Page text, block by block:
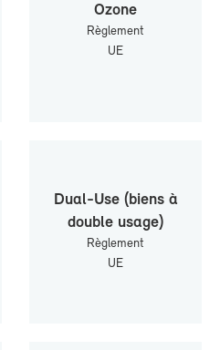
Ozone
Rè­gle­ment
UE
Dual-​Use (biens à
double usage)
Rè­gle­ment
UE